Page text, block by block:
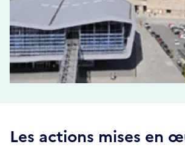
Les actions mises en